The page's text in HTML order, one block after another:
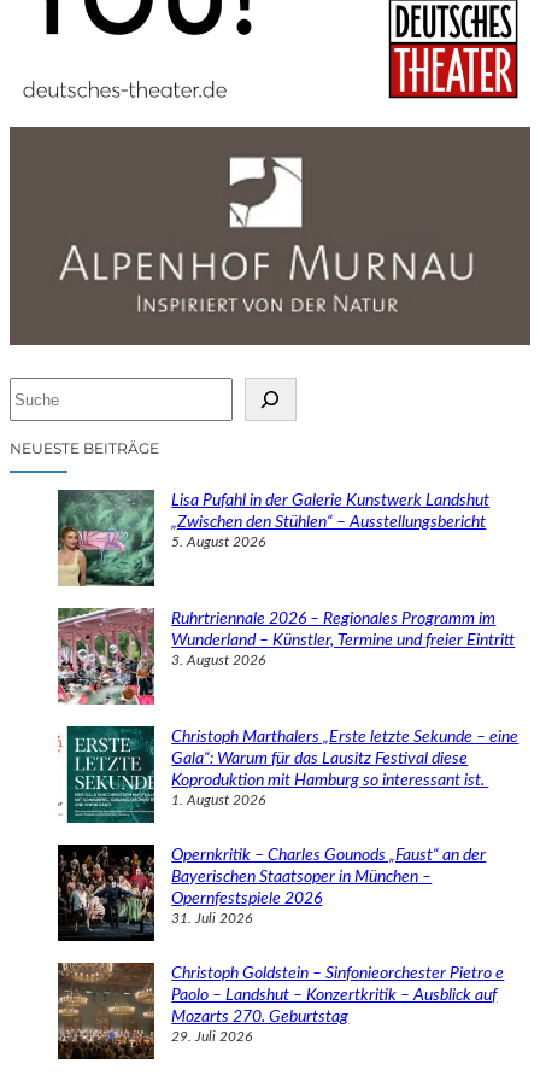
cNEUESTE BEITRÄGE
Lisa Pufahl in der Galerie Kunstwerk Landshut
„Zwischen den Stühlen“ – Ausstellungsbericht
5. August 2026
Ruhrtriennale 2026 – Regionales Programm im
Wunderland – Künstler, Termine und freier Eintritt
3. August 2026
Christoph Marthalers „Erste letzte Sekunde – eine
Gala“: Warum für das Lausitz Festival diese
Koproduktion mit Hamburg so interessant ist.
1. August 2026
Opernkritik – Charles Gounods „Faust“ an der
Bayerischen Staatsoper in München –
Opernfestspiele 2026
31. Juli 2026
Christoph Goldstein – Sinfonieorchester Pietro e
Paolo – Landshut – Konzertkritik – Ausblick auf
Mozarts 270. Geburtstag
29. Juli 2026